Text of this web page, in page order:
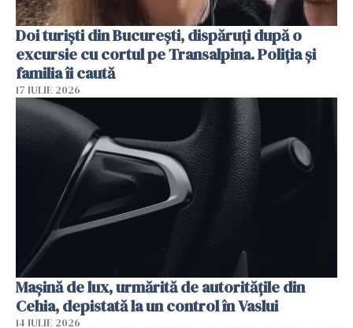
Doi turiști din București, dispăruți după o
excursie cu cortul pe Transalpina. Poliția și
familia îi caută
17 IULIE 2026
Mașină de lux, urmărită de autoritățile din
Cehia, depistată la un control în Vaslui
14 IULIE 2026